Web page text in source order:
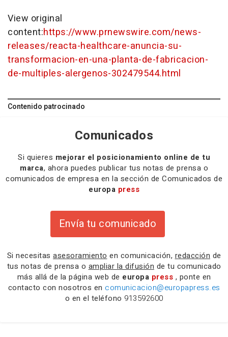
View original
content:https://www.prnewswire.com/news-
releases/reacta-healthcare-anuncia-su-
transformacion-en-una-planta-de-fabricacion-
de-multiples-alergenos-302479544.html
Contenido patrocinado
Comunicados
Si quieres mejorar el posicionamiento online de tu
marca, ahora puedes publicar tus notas de prensa o
comunicados de empresa en la sección de Comunicados de
europa press
Envía tu comunicado
Si necesitas asesoramiento en comunicación, redacción de
tus notas de prensa o ampliar la difusión de tu comunicado
más allá de la página web de europa press , ponte en
contacto con nosotros en comunicacion@europapress.es
o en el teléfono 913592600